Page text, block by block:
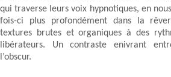
qui traverse leurs voix hypnotiques, en
fois-ci plus profondément dans la
textures brutes et organiques à des
libérateurs. Un contraste enivrant
l’obscur.